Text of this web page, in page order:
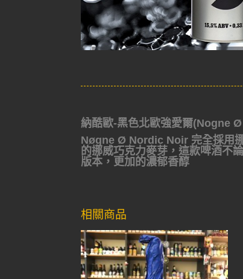
納酷歐-黑色北歐強愛爾(Nogne
Nøgne Ø Nordic Noir 完全採用
的挪威巧克力麥芽，這款啤酒不
版本，更加的濃郁香醇
相關商品